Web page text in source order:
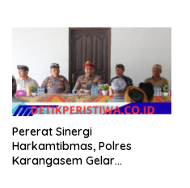
Pererat Sinergi
Harkamtibmas, Polres
Karangasem Gelar